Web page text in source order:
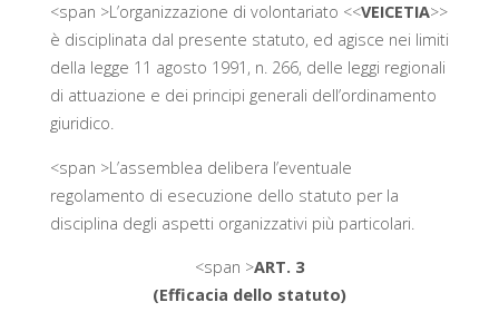
<span >L’organizzazione di volontariato <<VEICETIA>>
è disciplinata dal presente statuto, ed agisce nei limiti
della legge 11 agosto 1991, n. 266, delle leggi regionali
di attuazione e dei principi generali dell’ordinamento
giuridico.
<span >L’assemblea delibera l’eventuale
regolamento di esecuzione dello statuto per la
disciplina degli aspetti organizzativi più particolari.
<span >ART. 3
(Efficacia dello statuto)